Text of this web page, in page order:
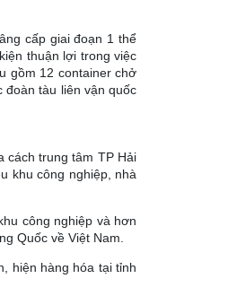
cấp giai đoạn 1 thể
thuận lợi trong việc
gồm 12 container chở
đoàn tàu liên vận quốc
cách trung tâm TP Hải
khu công nghiệp, nhà
công nghiệp và hơn
Quốc về Việt Nam.
hiện hàng hóa tại tỉnh